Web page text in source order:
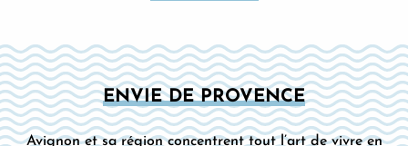
ENVIE DE PROVENCE
Avignon et sa région concentrent tout l’art de vivre en